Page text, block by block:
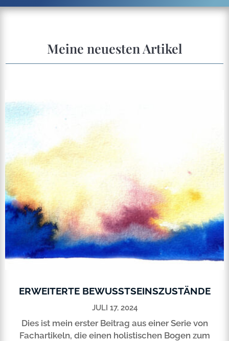
Meine neuesten Artikel
ERWEITERTE BEWUSSTSEINSZUSTÄNDE
JULI 17, 2024
Dies ist mein erster Beitrag aus einer Serie von
Fachartikeln, die einen holistischen Bogen zum